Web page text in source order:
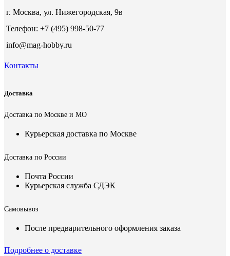
г. Москва, ул. Нижегородская, 9в
Телефон: +7 (495) 998-50-77
info@mag-hobby.ru
Контакты
Доставка
Доставка по Москве и МО
Курьерская доставка по Москве
Доставка по России
Почта России
Курьерская служба СДЭК
Самовывоз
После предварительного оформления заказа
Подробнее о доставке